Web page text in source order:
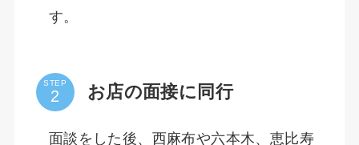
す。
STEP お店の面接に同行
面談をした後、西麻布や六本木、恵比寿